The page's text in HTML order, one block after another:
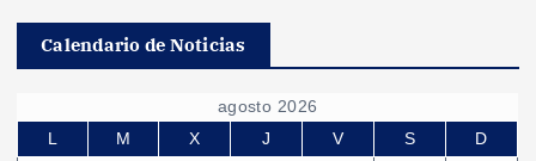
Calendario de Noticias
agosto 2026
L
M X J V S
D